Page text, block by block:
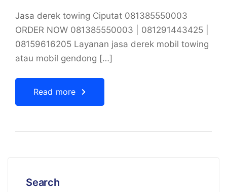
Jasa derek towing Ciputat 081385550003
ORDER NOW 081385550003 | 081291443425 |
08159616205 Layanan jasa derek mobil towing
atau mobil gendong […]
Read more
Search